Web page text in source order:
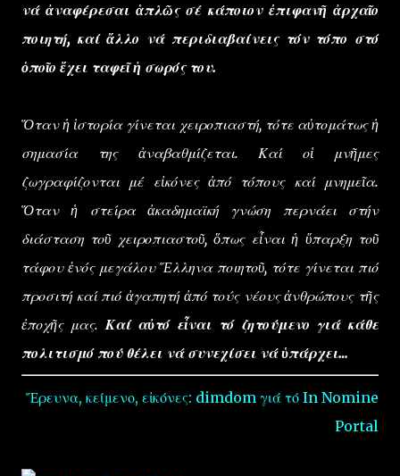
νά ἀναφέρεσαι ἁπλῶς σέ κάποιον ἐπιφανῆ ἀρχαῖο
ποιητή, καί ἄλλο νά περιδιαβαίνεις τόν τόπο στό
ὁποῖο ἔχει ταφεῖ ἡ σωρός του.
Ὅταν ἡ ἱστορία γίνεται χειροπιαστή, τότε αὐτομάτως ἡ
σημασία της ἀναβαθμίζεται. Καί οἱ μνῆμες
ζωγραφίζονται μέ εἰκόνες ἀπό τόπους καί μνημεῖα.
Ὅταν ἡ στείρα ἀκαδημαϊκή γνώση περνάει στήν
διάσταση τοῦ χειροπιαστοῦ, ὅπως εἶναι ἡ ὕπαρξη τοῦ
τάφου ἑνός μεγάλου Ἕλληνα ποιητοῦ, τότε γίνεται πιό
προσιτή καί πιό ἀγαπητή ἀπό τούς νέους ἀνθρώπους τῆς
ἐποχῆς μας.Καί αὐτό εἶναι τό ζητούμενο γιά κάθε
πολιτισμό πού θέλει νά συνεχίσει νά ὑπάρχει…
Ἔρευνα, κείμενο, εἰκόνες: dimdom γιά τό In Nomine
Portal